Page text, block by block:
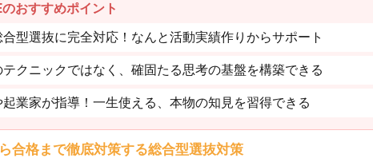
おすすめポイント
型選抜に完全対応！なんと活動実績作りからサポート
クニックではなく、確固たる思考の基盤を構築できる
業家が指導！一生使える、本物の知見を習得できる
合格まで徹底対策する総合型選抜対策